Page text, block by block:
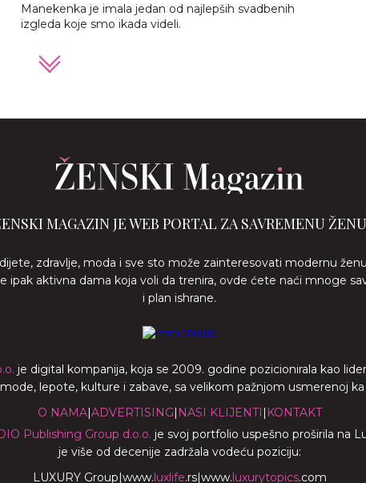
Manekenka je imala jedan od najlepših svadbenih
izgleda koje smo ikada videli.
MAGAZIN JE WEB PORTAL ZA SAVREMENU ŽENU
zdravlje, moda i sve sto može zainteresovati modernu
ipak aktivna dama koja voli da trenira, ovde ćete naći mnoge
i plan ishrane.
je digital kompanija, koja se 2009. godine pozicionirala kao
lepote, kulture i zabave, sa velikom pažnjom usmerenoj ka
O NAMA|ADVERTISING| NASI KLIJENTI | KONTAKT
Publishing Group d.o.o. je svoj portfolio uspešno proširila na
je više od decenije zadržala vodeću poziciju:
LUXURY Group|www.luxlife.rs|www.luxurytopics.com